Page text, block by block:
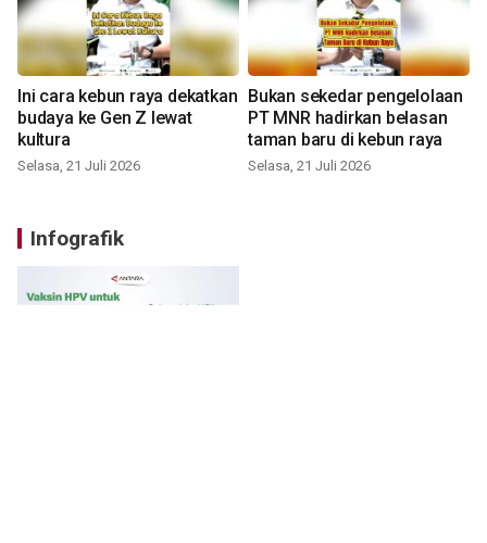
Ini cara kebun raya dekatkan
budaya ke Gen Z lewat
kultura
Selasa, 21 Juli 2026
Bukan sekedar pengelolaan
PT MNR hadirkan belasan
taman baru di kebun raya
Selasa, 21 Juli 2026
Infografik